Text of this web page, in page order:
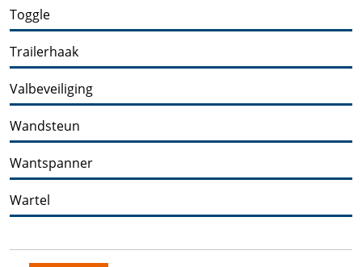
Toggle
Trailerhaak
Valbeveiliging
Wandsteun
Wantspanner
Wartel